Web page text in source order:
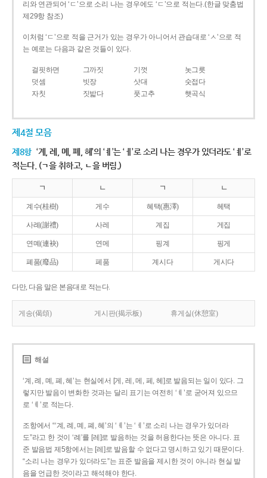
리와 연관되어 ‘ㄷ’으로 소리 나는 경우에도 ‘ㄷ’으로 적는다.(한글 맞춤법
제29항 참조)
이처럼 ‘ㄷ’으로 적을 근거가 있는 경우가 아니어서 관습대로 ‘ㅅ’으로 적
는 예로는 다음과 같은 것들이 있다.
걸핏하면 그까짓 기껏
놋그릇
덧셈
빗장 삿대
숫접다
자칫
짓밟다 풋고추 햇곡식
제4절 모음
제8항 ‘계, 례, 몌, 폐, 혜’의 ‘ㅖ’는 ‘ㅔ’로 소리 나는 경우가 있더라도 ‘ㅖ’로
적는다. (ㄱ을 취하고, ㄴ을 버림.)
ㄱ ㄴ ㄱ ㄴ
계수(桂樹) 게수 혜택(惠澤) 헤택
사례(謝禮) 사레 계집 게집
연몌(連袂) 연메 핑계 핑게
폐품(廢品) 페품 계시다 게시다
다만, 다음 말은 본음대로 적는다.
게송(偈頌) 게시판(揭示板) 휴게실(休憩室)
해설
‘계, 례, 몌, 폐, 혜’는 현실에서 [게, 레, 메, 페, 헤]로 발음되는 일이 있다. 그
렇지만 발음이 변화한 것과는 달리 표기는 여전히 ‘ㅖ’로 굳어져 있으므
로 ‘ㅖ’로 적는다.
조항에서 “‘계, 례, 몌, 폐, 혜’의 ‘ㅖ’는 ‘ㅔ’로 소리 나는 경우가 있더라
도”라고 한 것이 ‘례’를 [레]로 발음하는 것을 허용한다는 뜻은 아니다. 표
준 발음법 제5항에서는 [레]로 발음할 수 없다고 명시하고 있기 때문이다.
“소리 나는 경우가 있더라도”는 표준 발음을 제시한 것이 아니라 현실 발
음을 언급한 것이라고 해석해야 한다.